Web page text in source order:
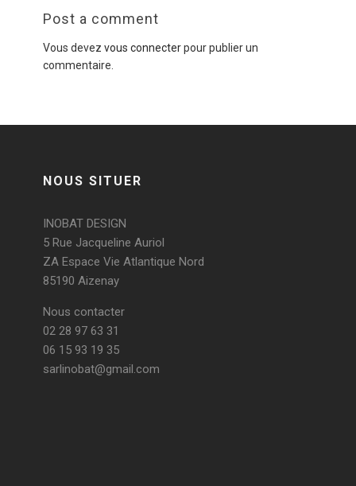
Post a comment
Vous devez vous connecterpour publier un
commentaire.
NOUS SITUER
INOBAT DESIGN
5 Rue Jacqueline Auriol
ZA Espace Vie Atlantique Nord
85190 Aizenay
Nous contacter
02 28 97 63 31
06 15 93 19 35
sarlinobat@gmail.com